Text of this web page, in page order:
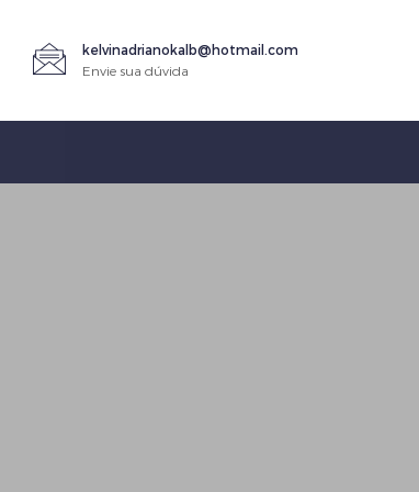
kelvinadrianokalb@hotmail.com
Envie sua dúvida